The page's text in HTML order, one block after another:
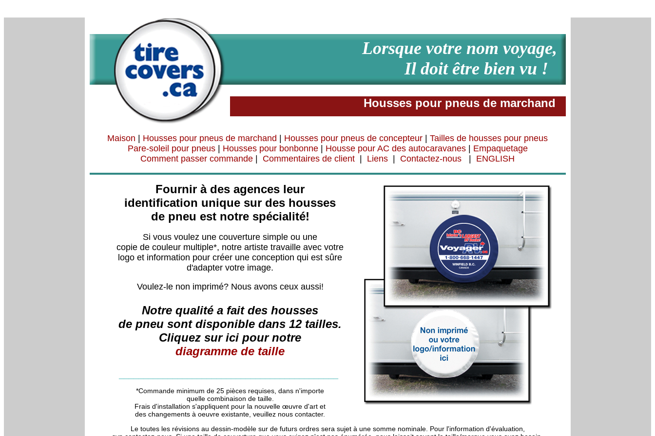
Lorsque votre nom voyage,
Il doit être bien vu !
Housses pour pneus de marchand
Maison Housses pour pneus de marchand Housses pour pneus de concepteur
Tailles de housses pour pneus
Pare-soleil pour pneus| Housses pour bonbonne| Housse pour AC des autocaravanes| Empaquetage
Comment passer commande
Commentaires de client Liens Contactez-nous ENGLISH
Fournir à des agences leur
identification unique sur des housses
de pneu est notre spécialité!
Si vous voulez une couverture simple ou une
copie de couleur multiple*, notre artiste travaille avec votre
logo et information pour créer une conception qui est sûre
d'adapter votre image.
Voulez-le non imprimé? Nous avons ceux aussi!
Notre qualité a fait des housses
de pneu sont disponible dans 12 tailles.
Cliquez sur ici pour notre
diagramme de taille
*Commande minimum de 25 pièces requises, dans n'importe
quelle combinaison de taille.
Frais d'installation s'appliquent pour la nouvelle œuvre d'art et
des changements à oeuvre existante, veuillez nous contacter.
Le toutes les révisions au dessin-modèle sur de futurs ordres sera sujet à une somme nominale. Pour l'information d'évaluation,